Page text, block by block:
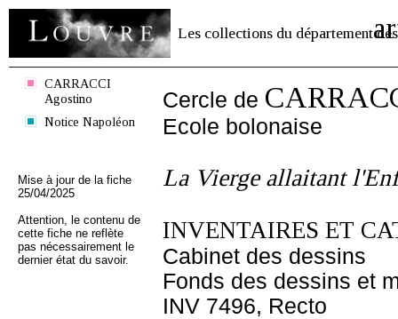
Les collections du département des
CARRACCI
Agostino
Notice Napoléon
Mise à jour de la fiche
25/04/2025
Attention, le contenu de
cette fiche ne reflète
pas nécessairement le
dernier état du savoir.
Cercle de
Ecole bolonaise
La Vierge allaitant
INVENTAIRES ET
Cabinet des dessins
Fonds des dessins et
INV 7496, Recto